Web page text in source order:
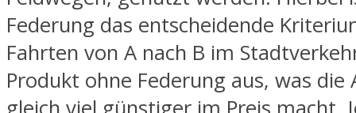
Federung das entscheidende
Fahrten von A nach B im
Produkt ohne Federung aus, was die